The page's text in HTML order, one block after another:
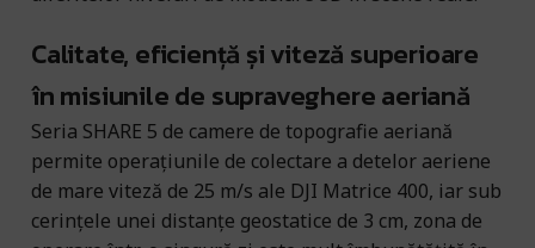
Calitate, eficiență și viteză superioare
în misiunile de supraveghere aeriană
Seria SHARE 5 de camere de topografie aeriană
permite operațiunile de colectare a detelor aeriene
de mare viteză de 25 m/s ale DJI Matrice 400, iar sub
cerințele unei distanțe geostatice de 3 cm, zona de